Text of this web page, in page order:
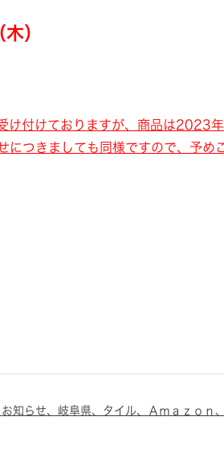
）
け付けておりますが、商品は2023
につきましても同様ですので、予め
知らせ、岐阜県、タイル、Ａｍａｚｏｎ